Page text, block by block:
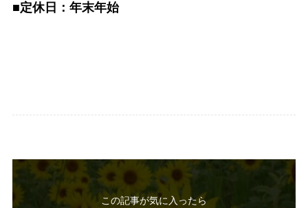
■定休日：年末年始
この記事が気に入ったら